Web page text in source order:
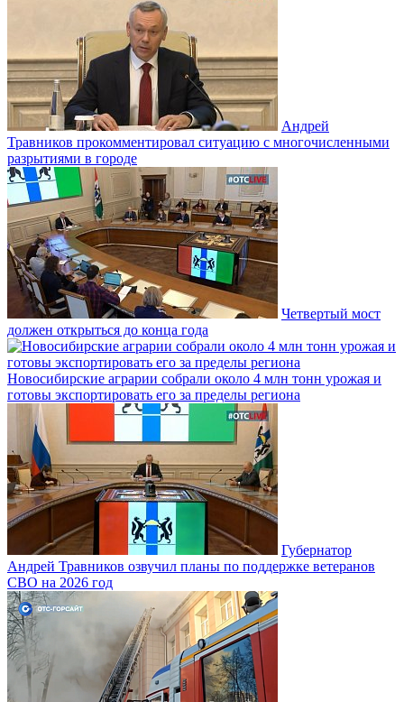
Андрей
Травников прокомментировал ситуацию с многочисленными
разрытиями в городе
Четвертый мост
должен открыться до конца года
Новосибирские аграрии собрали около 4 млн тонн урожая и
готовы экспортировать его за пределы региона
Губернатор
Андрей Травников озвучил планы по поддержке ветеранов
СВО на 2026 год